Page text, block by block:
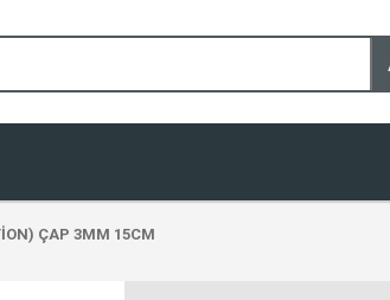
ÇAP 3MM 15CM